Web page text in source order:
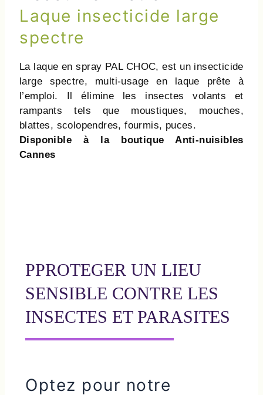
Laque insecticide large
spectre
La laque en spray PAL CHOC, est un insecticide
large spectre, multi-usage en laque prête à
l’emploi. Il élimine les insectes volants et
rampants tels que moustiques, mouches,
blattes, scolopendres, fourmis, puces.
Disponible à la boutique Anti-nuisibles
Cannes
PPROTEGER UN LIEU
SENSIBLE CONTRE LES
INSECTES ET PARASITES
Optez pour notre